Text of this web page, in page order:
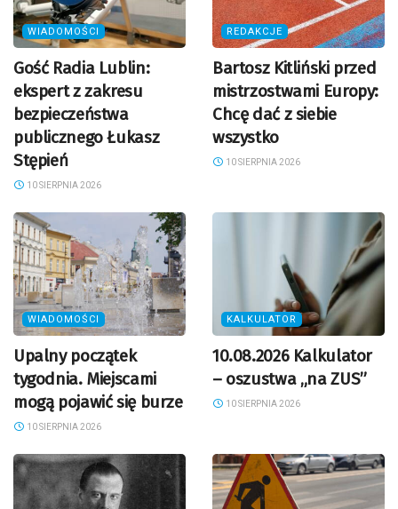
WIADOMOŚCI
Gość Radia Lublin:
ekspert z zakresu
bezpieczeństwa
publicznego Łukasz
Stępień
10 SIERPNIA 2026
REDAKCJE
Bartosz Kitliński przed
mistrzostwami Europy:
Chcę dać z siebie
wszystko
10 SIERPNIA 2026
WIADOMOŚCI
Upalny początek
tygodnia. Miejscami
mogą pojawić się burze
10 SIERPNIA 2026
KALKULATOR
10.08.2026 Kalkulator
– oszustwa „na ZUS”
10 SIERPNIA 2026